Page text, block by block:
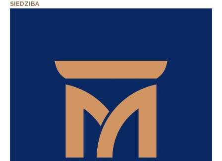
SIEDZIBA